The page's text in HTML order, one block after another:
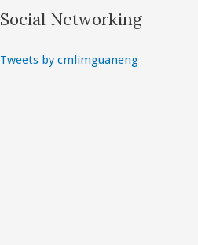
Social Networking
Tweets by cmlimguaneng